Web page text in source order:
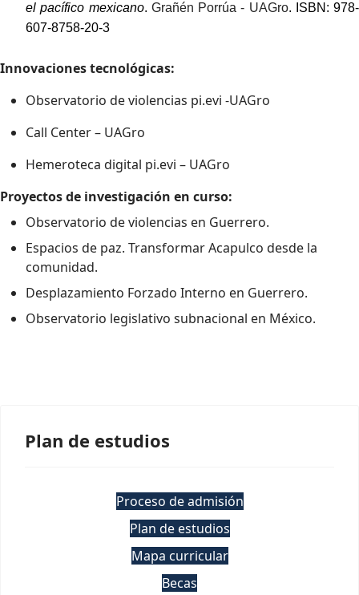
el pacífico mexicano. Grañén Porrúa - UAGro. ISBN: 978-
607-8758-20-3
Innovaciones tecnológicas:
Observatorio de violencias pi.evi -UAGro
Call Center – UAGro
Hemeroteca digital pi.evi – UAGro
Proyectos de investigación en curso:
Observatorio de violencias en Guerrero.
Espacios de paz. Transformar Acapulco desde la
comunidad.
Desplazamiento Forzado Interno en Guerrero.
Observatorio legislativo subnacional en México.
Plan de estudios
Proceso de admisión
Plan de estudios
Mapa curricular
Becas